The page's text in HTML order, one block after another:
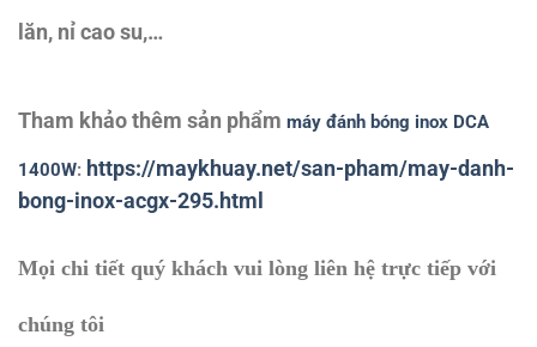
lăn, nỉ cao su,…
Tham khảo thêm sản phẩm máy đánh bóng inox DCA
1400W: https://maykhuay.net/san-pham/may-danh-
bong-inox-acgx-295.html
Mọi chi tiết quý khách vui lòng liên hệ trực tiếp với
chúng tôi